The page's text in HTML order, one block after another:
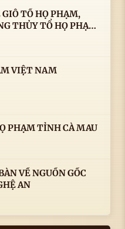
TỔ HỌ PHẠM,
THỦY TỔ HỌ PHẠM
CỦA LS.TS.NV.
VIỆT NAM
PHẠM TỈNH CÀ MAU
VỀ NGUỒN GỐC
AN